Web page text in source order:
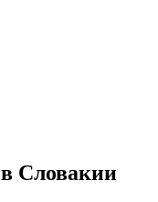
в Словакии